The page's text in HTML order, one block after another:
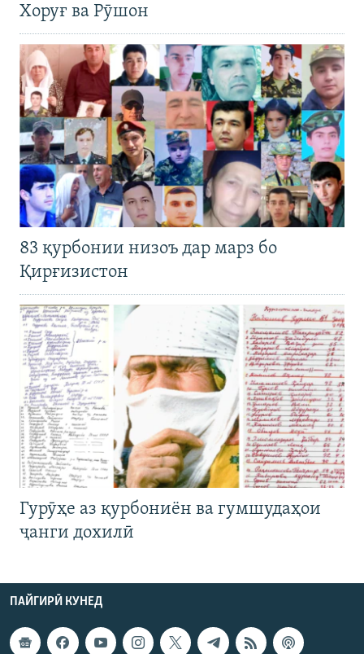
Хоруғ ва Рӯшон
83 қурбонии низоъ дар марз бо
Қирғизистон
Гурӯҳе аз қурбониён ва гумшудаҳои
ҷанги дохилӣ
ПАЙГИРӢ КУНЕД